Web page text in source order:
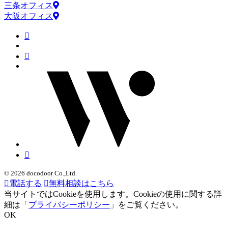
三条オフィス
大阪オフィス
© 2026 docodoor Co.,Ltd.
電話する
無料相談はこちら
当サイトではCookieを使用します。Cookieの使用に関する詳
細は「 プライバシーポリシー 」をご覧ください。
OK